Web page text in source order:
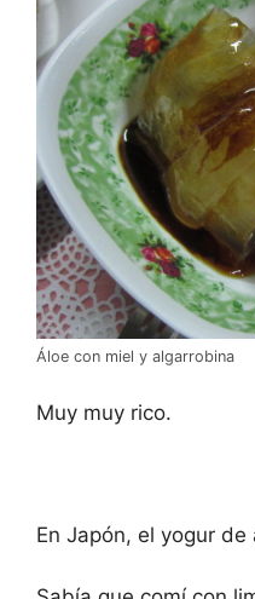
Áloe con miel y algarrobina
Muy muy rico.
En Japón, el yogur